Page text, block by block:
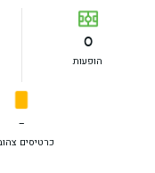
0
הופעות
-
כרטיסים